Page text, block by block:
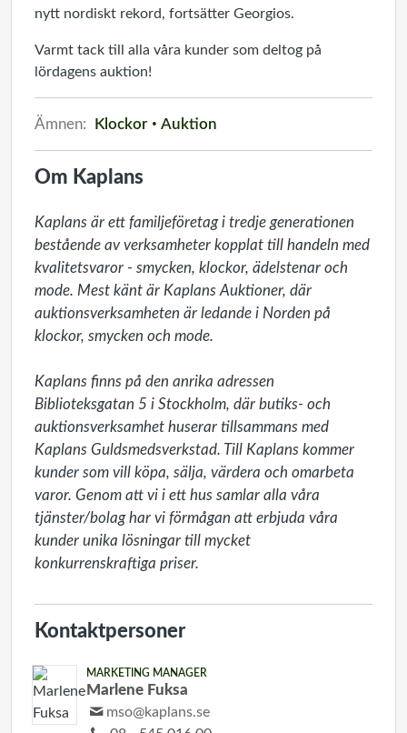
nytt nordiskt rekord, fortsätter Georgios.
Varmt tack till alla våra kunder som deltog på
lördagens auktion!
Ämnen: Klockor Auktion
Om Kaplans
Kaplans är ett familjeföretag i tredje generationen
bestående av verksamheter kopplat till handeln med
kvalitetsvaror - smycken, klockor, ädelstenar och
mode. Mest känt är Kaplans Auktioner, där
auktionsverksamheten är ledande i Norden på
klockor, smycken och mode.
Kaplans finns på den anrika adressen
Biblioteksgatan 5 i Stockholm, där butiks- och
auktionsverksamhet huserar tillsammans med
Kaplans Guldsmedsverkstad. Till Kaplans kommer
kunder som vill köpa, sälja, värdera och omarbeta
varor. Genom att vi i ett hus samlar alla våra
tjänster/bolag har vi förmågan att erbjuda våra
kunder unika lösningar till mycket
konkurrenskraftiga priser.
Kontaktpersoner
MARKETING MANAGER
Marlene Fuksa
mso@kaplans.se